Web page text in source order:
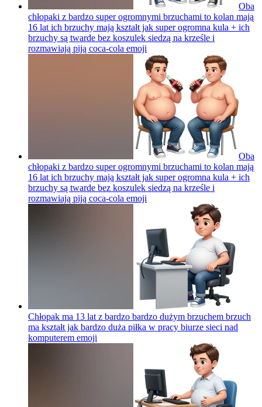
Oba
chłopaki z bardzo super ogromnymi brzuchami to kolan mają
16 lat ich brzuchy mają kształt jak super ogromna kula + ich
brzuchy są twarde bez koszulek siedzą na krześle i
rozmawiają piją coca-cola emoji
Oba
chłopaki z bardzo super ogromnymi brzuchami to kolan mają
16 lat ich brzuchy mają kształt jak super ogromna kula + ich
brzuchy są twarde bez koszulek siedzą na krześle i
rozmawiają piją coca-cola emoji
Chłopak ma 13 lat z bardzo bardzo dużym brzuchem brzuch
ma kształt jak bardzo duża piłka w pracy biurze sieci nad
komputerem emoji